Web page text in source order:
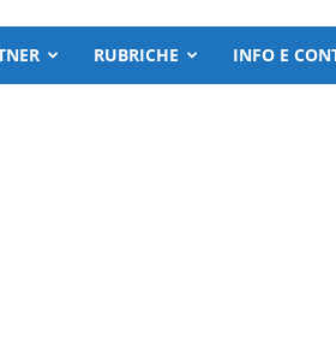
RUBRICHE INFO E